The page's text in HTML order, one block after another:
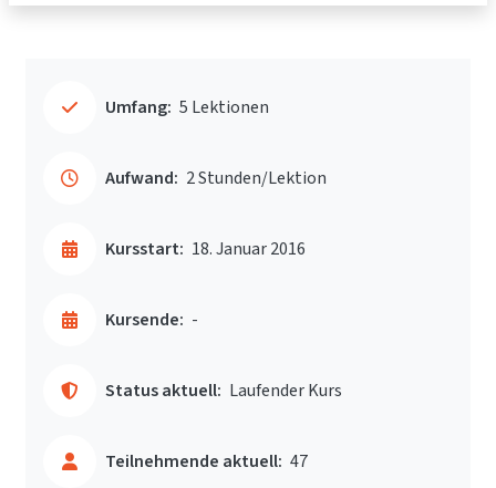
Umfang: 5 Lektionen
Aufwand: 2 Stunden/Lektion
Kursstart: 18. Januar 2016
Kursende: -
Status aktuell: Laufender Kurs
Teilnehmende aktuell: 47